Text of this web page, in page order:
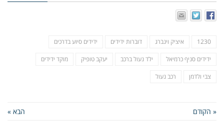
1230 איציק וינברג דוברות ידידים ידידים סיוע בדרכים
ידידים סניף כרמיאל ילד נעול ברכב יעקב טופיק מוקד ידידים
צבי ולדמן רכב נעול
« הקודם הבא »